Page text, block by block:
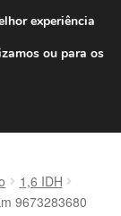
967
1,6 IDH
9673283680
experiência
ou para os